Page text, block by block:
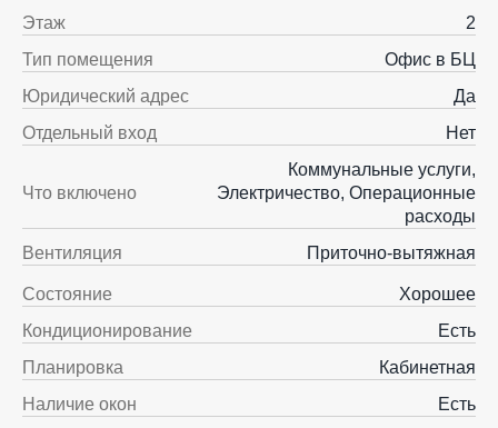
Этаж
2
Тип помещения
Офис в БЦ
Юридический адрес
Да
Отдельный вход
Нет
Что включено
Коммунальные услуги,
Электричество, Операционные
расходы
Вентиляция
Приточно-вытяжная
Состояние
Хорошее
Кондиционирование
Есть
Планировка
Кабинетная
Наличие окон
Есть